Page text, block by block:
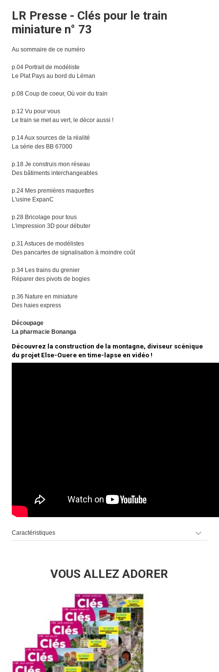
LR Presse - Clés pour le train
miniature n° 73
Au sommaire de ce numéro
p.04 Portrait de modéliste
Le Plat Pays au bord du Léman
p.08 Coup de coeur, Où voir du train
p.12 Vu pour vous
Le train se met au vert, le décor aussi !
p.14 Aux sources de la réalité
La série des BB 67000
p.18 Je construis mon réseau
Des bâtiments interchangeables
p.24 Mes premières maquettes
L'usine ExpanC
p.28 Bricolage pour tous
L'impression 3D pour débuter
p.31 Astuces de modélistes
Des pancartes de signalisation à moindre coût
p.34 Les trains du grenier
Réparer des pivots de bogies
p.36 Nature en miniature
Des haies express
Découpage
La pharmacie Bonanga
Découvrez la construction de la montagne, diviseur scénique
du projet Else-Ouere en time-lapse en vidéo !
Caractéristiques
VOUS ALLEZ ADORER